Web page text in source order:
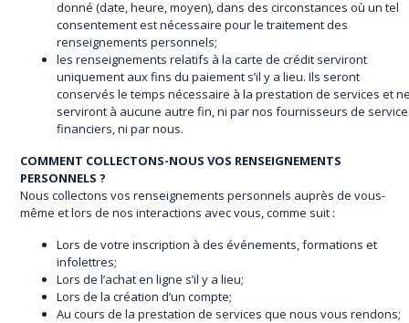
donné (date, heure, moyen), dans des circonstances où un tel
consentement est nécessaire pour le traitement des
renseignements personnels;
les renseignements relatifs à la carte de crédit serviront
uniquement aux fins du paiement s’il y a lieu. Ils seront
conservés le temps nécessaire à la prestation de services et
serviront à aucune autre fin, ni par nos fournisseurs de
financiers, ni par nous.
COMMENT COLLECTONS-NOUS VOS RENSEIGNEMENTS
PERSONNELS ?
Nous collectons vos renseignements personnels auprès de vous-
même et lors de nos interactions avec vous, comme suit :
Lors de votre inscription à des événements, formations et
infolettres;
Lors de l’achat en ligne s’il y a lieu;
Lors de la création d’un compte;
Au cours de la prestation de services que nous vous rendons;